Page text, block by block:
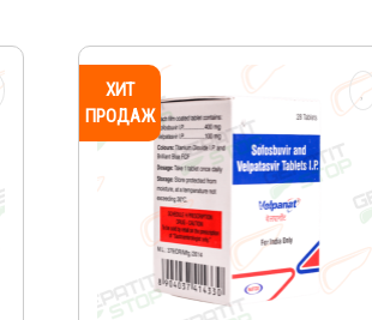
ХИТ
ПРОДАЖ